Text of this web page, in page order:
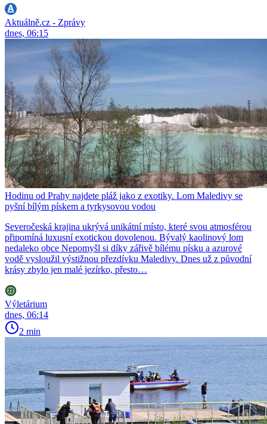
Aktuálně.cz - Zprávy
dnes, 06:15
Hodinu od Prahy najdete pláž jako z exotiky. Lom Maledivy se
pyšní bílým pískem a tyrkysovou vodou
Severočeská krajina ukrývá unikátní místo, které svou atmosférou
připomíná luxusní exotickou dovolenou. Bývalý kaolinový lom
nedaleko obce Nepomyšl si díky zářivě bílému písku a azurové
vodě vysloužil výstižnou přezdívku Maledivy. Dnes už z původní
krásy zbylo jen malé jezírko, přesto…
Výletárium
dnes, 06:14
2 min